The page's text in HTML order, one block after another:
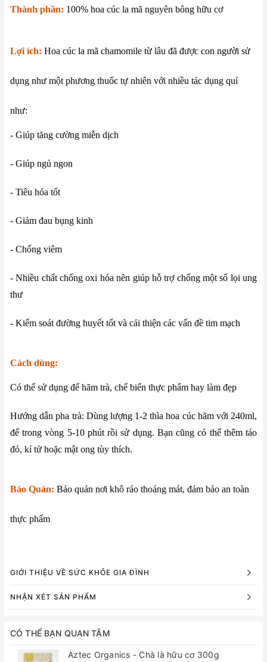
Thành phần: 100% hoa cúc la mã nguyên bông hữu cơ
Lợi ích: Hoa cúc la mã chamomile từ lâu đã được con người sử
dụng như một phương thuốc tự nhiên với nhiều tác dụng quí
như:
- Giúp tăng cường miễn dịch
- Giúp ngủ ngon
- Tiêu hóa tốt
- Giảm đau bụng kinh
- Chống viêm
- Nhiều chất chống oxi hóa nên giúp hỗ trợ chống một số lọi ung
thư
- Kiểm soát đường huyết tốt và cải thiện các vấn đề tim mạch
Cách dùng:
Có thể sử dụng để hãm trà, chế biến thực phẩm hay làm đẹp
Hướng dẫn pha trà: Dùng lượng 1-2 thìa hoa cúc hãm với 240ml,
để trong vòng 5-10 phút rồi sử dụng. Bạn cũng có thể thêm táo
đỏ, kỉ tử hoặc mật ong tùy thích.
Bảo Quản: Bảo quản nơi khô ráo thoáng mát, đảm bảo an toàn
thực phẩm
GIỚI THIỆU VỀ SỨC KHỎE GIA ĐÌNH
NHẬN XÉT SẢN PHẨM
CÓ THỂ BẠN QUAN TÂM
Aztec Organics - Chà là hữu cơ 300g